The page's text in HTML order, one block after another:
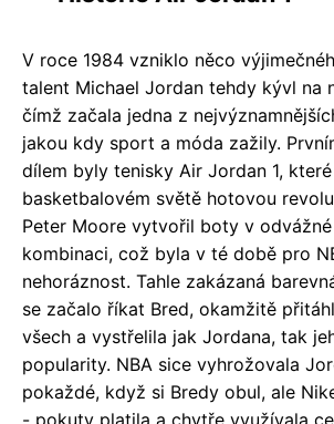
V roce 1984 vzniklo něco
talent Michael Jordan tehdy kývl na
čímž začala jedna z
jakou kdy sport a móda zažily.
dílem byly tenisky Air Jordan 1,
basketbalovém světě hotovou
Peter Moore vytvořil boty v
kombinaci, což byla v té době pro
nehoráznost. Tahle zakázaná
se začalo říkat Bred, okamžitě
všech a vystřelila jak Jordana, tak
popularity. NBA sice vyhrožovala
pokaždé, když si Bredy obul, ale